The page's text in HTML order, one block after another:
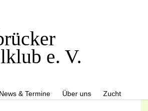
e. V.
News & Termine Über uns Zucht